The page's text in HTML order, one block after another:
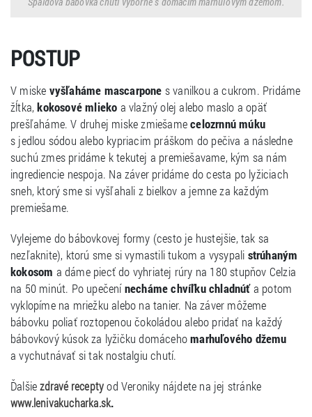
POSTUP
V miske vyšľaháme mascarpone s vanilkou a cukrom. Pridáme
žĺtka,kokosové mlieko a vlažný olej alebo maslo a opäť
prešľaháme. V druhej miske zmiešamecelozrnnú múku
s jedlou sódou alebo kypriacim práškom do pečiva a následne
suchú zmes pridáme k tekutej a premiešavame, kým sa nám
ingrediencie nespoja. Na záver pridáme do cesta po lyžiciach
sneh, ktorý sme si vyšľahali z bielkov a jemne za každým
premiešame.
Vylejeme do bábovkovej formy (cesto je hustejšie, tak sa
nezľaknite), ktorú sme si vymastili tukom a vysypali strúhaným
kokosom a dáme piecť do vyhriatej rúry na 180 stupňov Celzia
na 50 minút. Po upečenínecháme chvíľku chladnúťa potom
vyklopíme na mriežku alebo na tanier. Na záver môžeme
bábovku poliať roztopenou čokoládou alebo pridať na každý
bábovkový kúsok za lyžičku domácehomarhuľového džemu
a vychutnávať si tak nostalgiu chutí.
Ďalšiezdravé recepty od Veroniky nájdete na jej stránke
www.lenivakucharka.sk.